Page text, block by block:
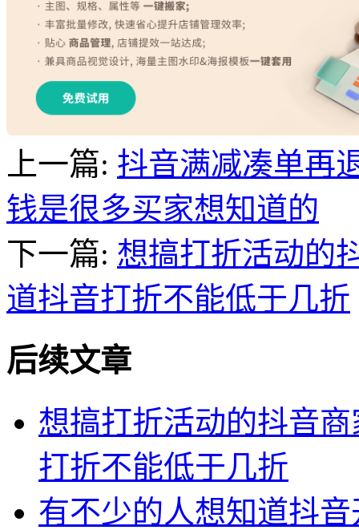
上一篇: 抖音满减凑单再
钱是很多买家想知道的
下一篇: 想搞打折活动的
道抖音打折不能低于几折
后续文章
想搞打折活动的抖音
打折不能低于几折
有不少的人想知道抖